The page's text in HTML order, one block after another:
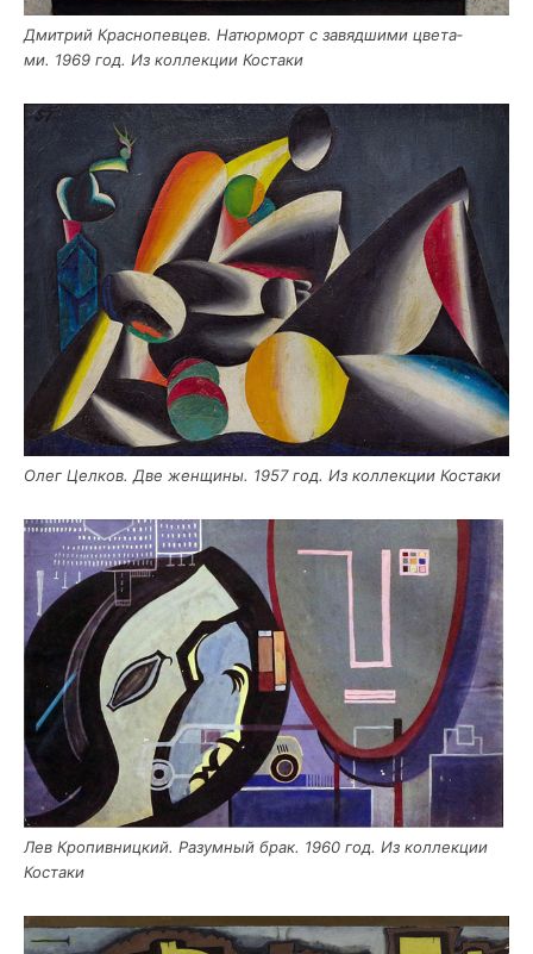
Дмит­рий Крас­но­пев­цев. Натюр­морт с завяд­ши­ми цве­та­
ми. 1969 год. Из кол­лек­ции Костаки
Олег Цел­ков. Две жен­щи­ны. 1957 год. Из кол­лек­ции Костаки
Лев Кро­пив­ниц­кий. Разум­ный брак. 1960 год. Из кол­лек­ции
Костаки